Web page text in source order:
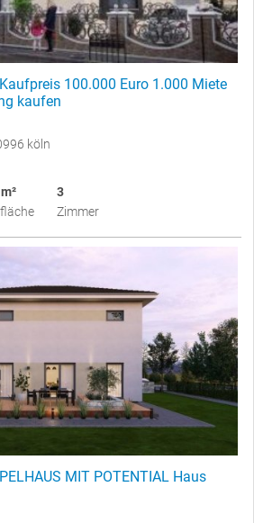
100.000 Euro 1.000 Miete
kaufen
köln
3
Zimmer
MIT POTENTIAL Haus